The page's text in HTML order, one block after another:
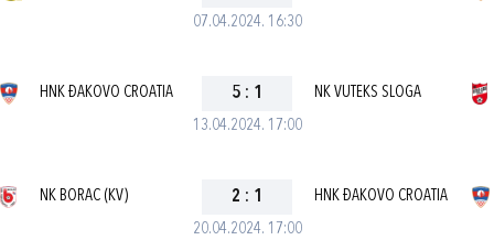
07.04.2024. 16:30
13.04.2024. 17:00
HNK ĐAKOVO CROATIA 5 : 1 NK VUTEKS SLOGA
20.04.2024. 17:00
NK BORAC (KV) 2 : 1 HNK ĐAKOVO CROATIA